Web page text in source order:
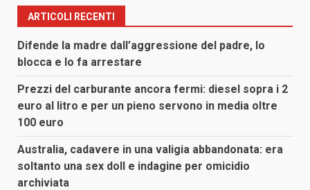
ARTICOLI RECENTI
Difende la madre dall’aggressione del padre, lo
blocca e lo fa arrestare
Prezzi del carburante ancora fermi: diesel sopra i 2
euro al litro e per un pieno servono in media oltre
100 euro
Australia, cadavere in una valigia abbandonata: era
soltanto una sex doll e indagine per omicidio
archiviata